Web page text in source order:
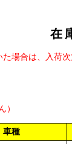
在
場合は、入荷
）
車種